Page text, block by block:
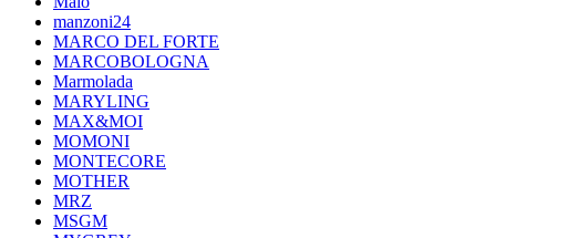
manzoni24
MARCO DEL FORTE
MARCOBOLOGNA
Marmolada
MARYLING
MAX&MOI
MOMONI
MONTECORE
MOTHER
MRZ
MSGM